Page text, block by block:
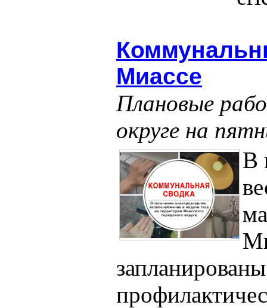
Миассе
Плановые
округе на
В